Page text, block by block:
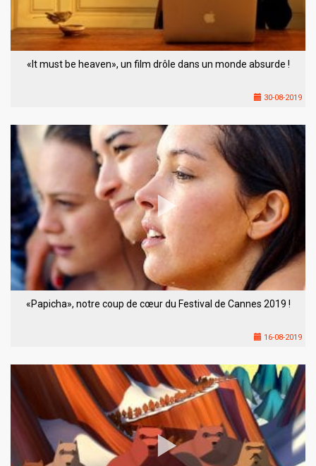
«It must be heaven», un film drôle dans un monde absurde !
30-08-2019
«Papicha», notre coup de cœur du Festival de Cannes 2019 !
16-08-2019